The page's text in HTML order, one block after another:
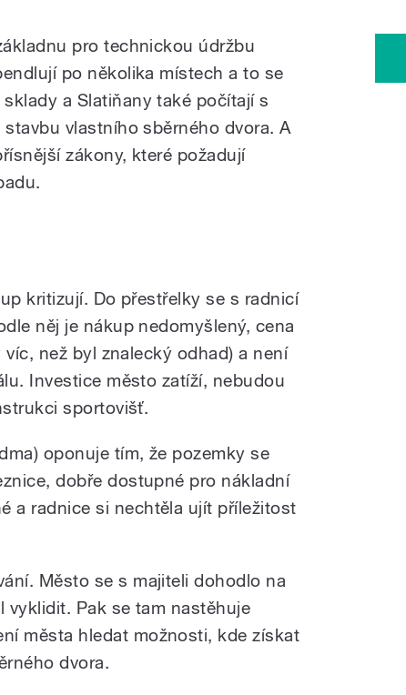
pro technickou údržbu
po několika místech a to se
a Slatiňany také počítají s
vlastního sběrného dvora. A
zákony, které požadují
kritizují. Do přestřelky se s radnicí
něj je nákup nedomyšlený, cena
než byl znalecký odhad) a není
Investice město zatíží, nebudou
sportovišť.
oponuje tím, že pozemky se
dobře dostupné pro nákladní
a radnice si nechtěla ujít příležitost
Město se s majiteli dohodlo na
Pak se tam nastěhuje
města hledat možnosti, kde získat
dvora.